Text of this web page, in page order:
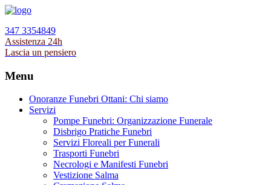
347 3354849
Assistenza 24h
Lascia un pensiero
Menu
Onoranze Funebri Ottani: Chi siamo
Servizi
Pompe Funebri: Organizzazione Funerale
Disbrigo Pratiche Funebri
Servizi Floreali per Funerali
Trasporti Funebri
Necrologi e Manifesti Funebri
Vestizione Salma